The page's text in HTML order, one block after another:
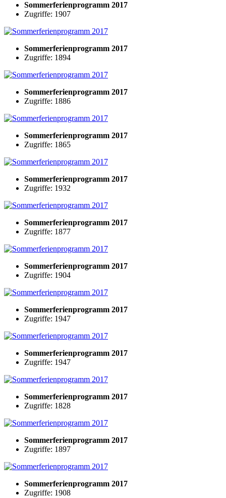
Sommerferienprogramm 2017
Zugriffe: 1907
Sommerferienprogramm 2017
Zugriffe: 1894
Sommerferienprogramm 2017
Zugriffe: 1886
Sommerferienprogramm 2017
Zugriffe: 1865
Sommerferienprogramm 2017
Zugriffe: 1932
Sommerferienprogramm 2017
Zugriffe: 1877
Sommerferienprogramm 2017
Zugriffe: 1904
Sommerferienprogramm 2017
Zugriffe: 1947
Sommerferienprogramm 2017
Zugriffe: 1947
Sommerferienprogramm 2017
Zugriffe: 1828
Sommerferienprogramm 2017
Zugriffe: 1897
Sommerferienprogramm 2017
Zugriffe: 1908